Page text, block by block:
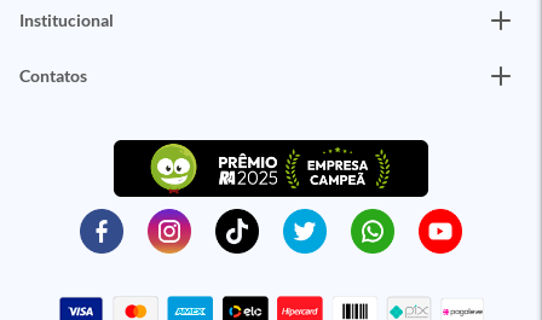
Institucional
Contatos